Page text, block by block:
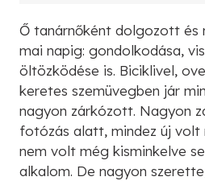
Ő tanárnőként dolgozott és
mai napig: gondolkodása,
öltözködése is. Biciklivel,
keretes szemüvegben jár
nagyon zárkózott. Nagyon
fotózás alatt, mindez új volt
nem volt még kisminkelve
alkalom. De nagyon